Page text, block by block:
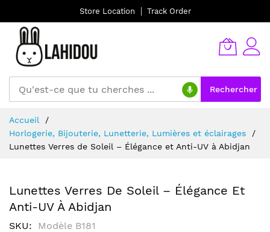
Store Location Track Order
Rechercher
au
contenu
Accueil
Horlogerie, Bijouterie, Lunetterie, Lumières et éclairages
Lunettes Verres de Soleil – Élégance et Anti-UV à Abidjan
Lunettes Verres De Soleil – Élégance Et
Anti-UV À Abidjan
SKU Modèle B181